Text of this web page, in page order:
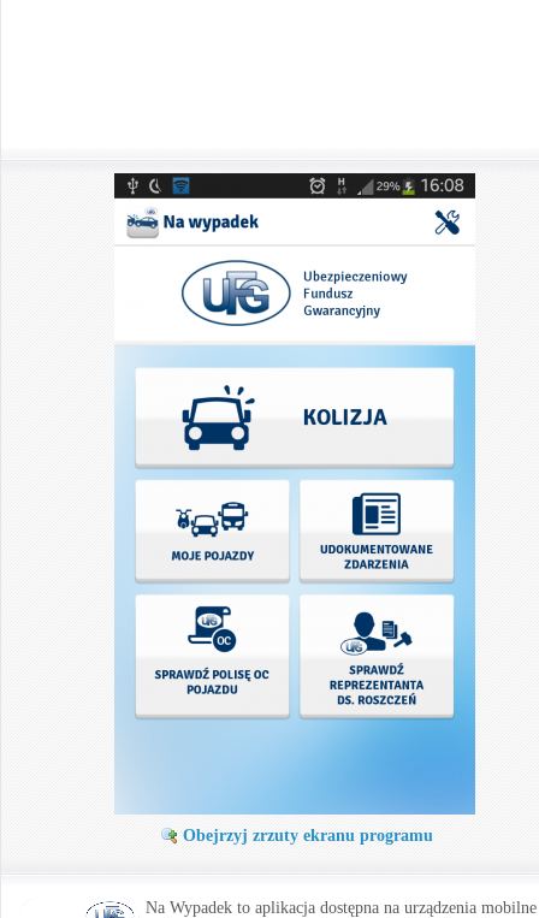
Obejrzyj zrzuty ekranu programu
Na Wypadek to aplikacja dostępna na urządzenia mobilne